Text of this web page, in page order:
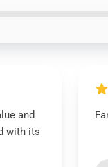
and
with its